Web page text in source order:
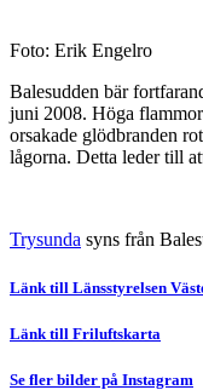
Foto: Erik Engelro
Balesudden bär
juni 2008. Höga
orsakade glödbranden
lågorna. Detta leder till
Trysunda syns från
Länk till Länsstyrelsen
Länk till Friluftskarta
Se fler bilder på Instagram